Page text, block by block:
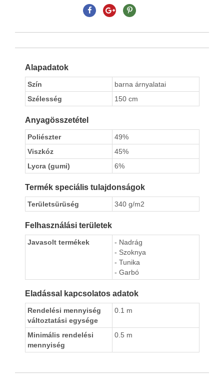
Alapadatok
Szín
barna árnyalatai
Szélesség
150 cm
Anyagösszetétel
Poliészter
49%
Viszkóz
45%
Lycra (gumi)
6%
Termék speciális tulajdonságok
Területsürüség 340 g/m2
Felhasználási területek
Javasolt termékek
- Nadrág
- Szoknya
- Tunika
- Garbó
Eladással kapcsolatos adatok
Rendelési mennyiség
változtatási egysége
0.1 m
Minimális rendelési
mennyiség
0.5 m